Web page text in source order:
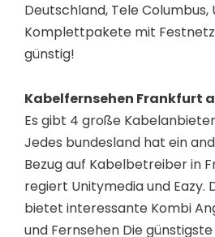
Deutschland, Tele Columbus,
Komplettpakete mit Festnetz
günstig!
Kabelfernsehen Frankfurt
Es gibt 4 große
Jedes bundesland hat ein
Bezug auf Kabelbetreiber in
regiert Unitymedia und Eazy.
bietet interessante Kombi
und Fernsehen Die günstigste